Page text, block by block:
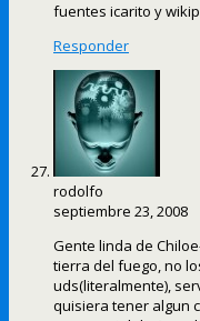
fuentes icarito y
Responder
rodolfo
septiembre 23, 2008
Gente linda de
tierra del fuego, no
uds(literalmente),
quisiera tener algun